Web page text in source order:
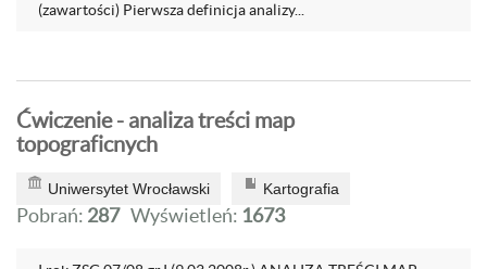
(zawartości) Pierwsza definicja analizy...
Ćwiczenie - analiza treści map
topograficnych
Uniwersytet Wrocławski Kartografia
Pobrań: 287 Wyświetleń: 1673